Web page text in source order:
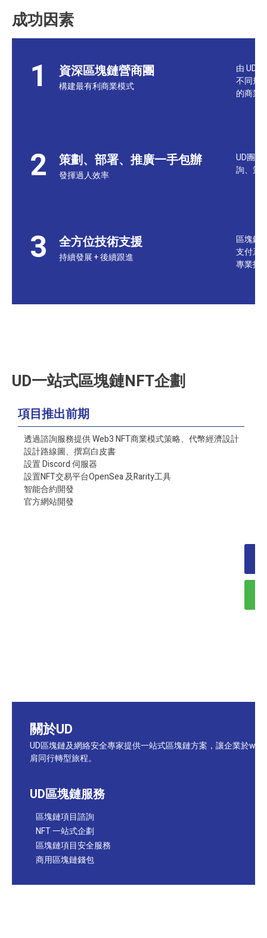
成功因素
1 資深區塊鏈營商團
構建最有利商業模式
由 UD
不同規
的商業
2 策劃、部署、推廣一手包辦
發揮過人效率
UD團
詢、策
3 全方位技術支援
持續發展 + 後續跟進
區塊鏈
支付系
專業技
UD一站式區塊鏈NFT企劃
項目推出前期
透過諮詢服務提供 Web3 NFT商業模式策略、代幣經濟設計
設計路線圖、撰寫白皮書
設置 Discord 伺服器
設置NFT交易平台OpenSea 及Rarity工具
智能合約開發
官方網站開發
關於UD
UD區塊鏈及網絡安全專家提供一站式區塊鏈方案，讓企業於
肩同行轉型旅程。
UD區塊鏈服務
區塊鏈項目諮詢
NFT 一站式企劃
區塊鏈項目安全服務
商用區塊鏈錢包